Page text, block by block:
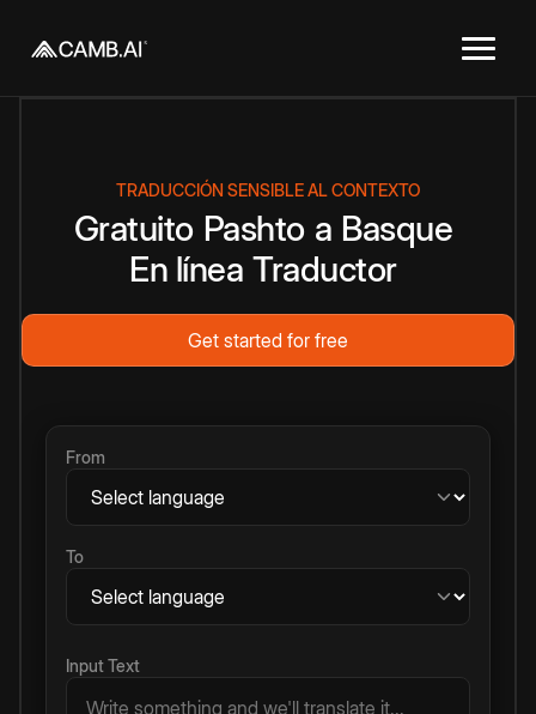
TRADUCCIÓN SENSIBLE AL CONTEXTO
Gratuito Pashto a Basque
En línea Traductor
Get started for free
From
To
Input Text